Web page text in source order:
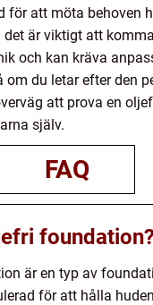
för att möta behoven
det är viktigt att
och kan kräva
om du letar efter den
att prova en
själv.
FAQ
foundation?
är en typ av
för att hålla